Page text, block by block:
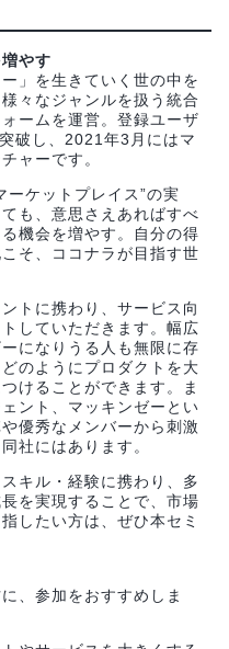
やす
」を生きていく世の中を
々なジャンルを扱う統合
ームを運営。登録ユーザ
破し、2021年3月にはマ
ャーです。
ーケットプレイス”の実
も、意思さえあればすべ
機会を増やす。自分の得
そ、ココナラが目指す世
トに携わり、サービス向
していただきます。幅広
になりうる人も無限に存
のようにプロダクトを大
けることができます。ま
ント、マッキンゼーとい
優秀なメンバーから刺激
社にはあります。
キル・経験に携わり、多
を実現することで、市場
したい方は、ぜひ本セミ
、参加をおすすめしま